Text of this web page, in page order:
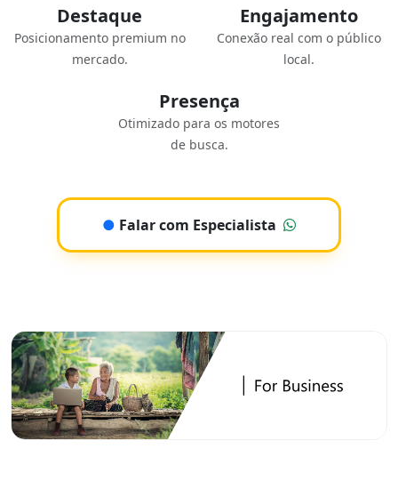
Destaque
Posicionamento premium no
mercado.
Engajamento
Conexão real com o público
local.
Presença
Otimizado para os motores
de busca.
● Falar com Especialista